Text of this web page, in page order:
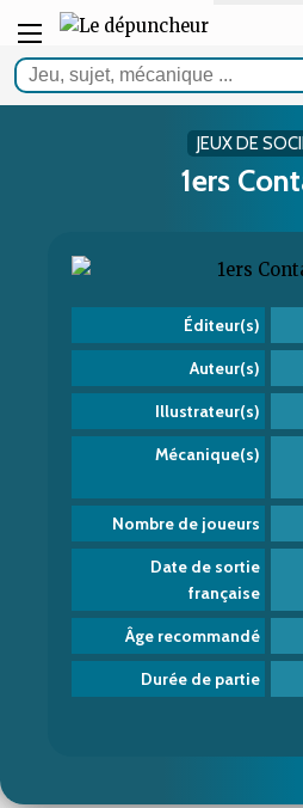
JEUX DE
1ers
Éditeur(s)
Auteur(s)
Illustrateur(s)
Mécanique(s)
Nombre de joueurs
Date de sortie
française
Âge recommandé
Durée de partie